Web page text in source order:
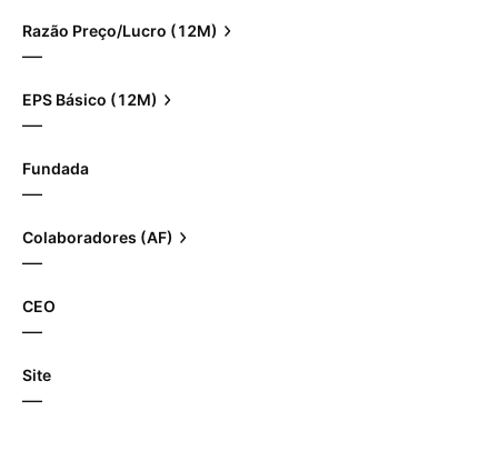
Razão Preço/Lucro (12M)
—
EPS Básico (12M)
—
Fundada
—
Colaboradores (AF)
—
CEO
—
Site
—